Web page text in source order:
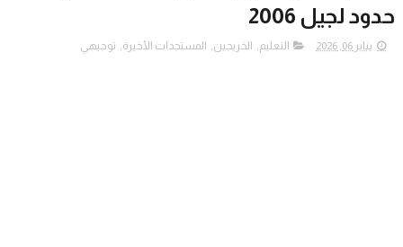
حدود لجيل 2006
يناير 06, 2026 التعليم, الخريجين, المستجدات الأخيرة, توجيهي